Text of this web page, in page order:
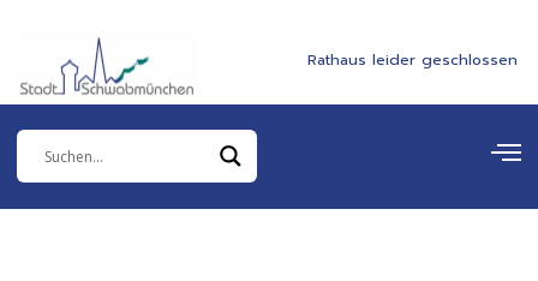
springen
Rathaus leider geschlossen